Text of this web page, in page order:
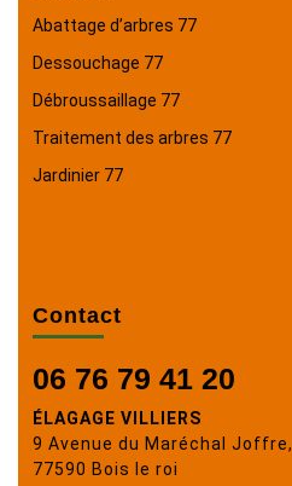
Abattage d’arbres 77
Dessouchage 77
Débroussaillage 77
Traitement des arbres 77
Jardinier 77
Contact
06 76 79 41 20
ÉLAGAGE VILLIERS
9 Avenue du Maréchal Joffre,
77590 Bois le roi